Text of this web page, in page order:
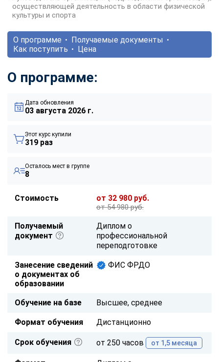
осуществляющей деятельность в области физической
культуры и спорта
О программе
Получаемые документы
Как поступить
Цена
О программе:
Дата обновления
03 августа 2026 г.
Этот курс купили
319 раз
Осталось мест в группе
8
Стоимость от 32 980 руб.
от 54 980 руб.
Получаемый
документ
Диплом о
профессиональной
переподготовке
Занесение сведений
о документах об
образовании
ФИС ФРДО
Обучение на базе Высшее, среднее
Формат обучения Дистанционно
Срок обучения от 250 часов от 1,5 месяца